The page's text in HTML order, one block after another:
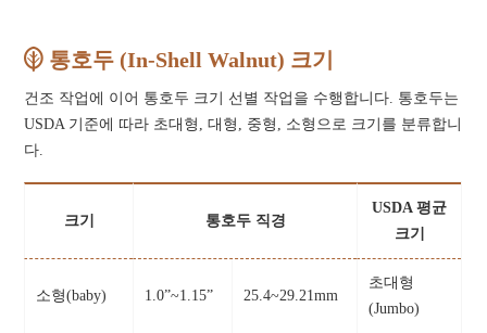
통호두 (In-Shell Walnut) 크기
건조 작업에 이어 통호두 크기 선별 작업을 수행합니다. 통호두는
USDA 기준에 따라 초대형, 대형, 중형, 소형으로 크기를 분류합니
다.
크기 통호두 직경
USDA 평균
크기
소형(baby) 1.0”~1.15” 25.4~29.21mm
초대형
(Jumbo)